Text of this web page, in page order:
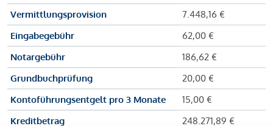
Vermittlungsprovision
7.448,16 €
Eingabegebühr
62,00 €
Notargebühr
186,62 €
Grundbuchprüfung
20,00 €
Kontoführungsentgelt pro 3 Monate
15,00 €
Kreditbetrag
248.271,89 €